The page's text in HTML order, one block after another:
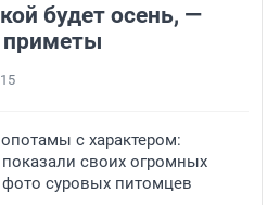
будет осень, —
15
с характером:
своих огромных
суровых питомцев